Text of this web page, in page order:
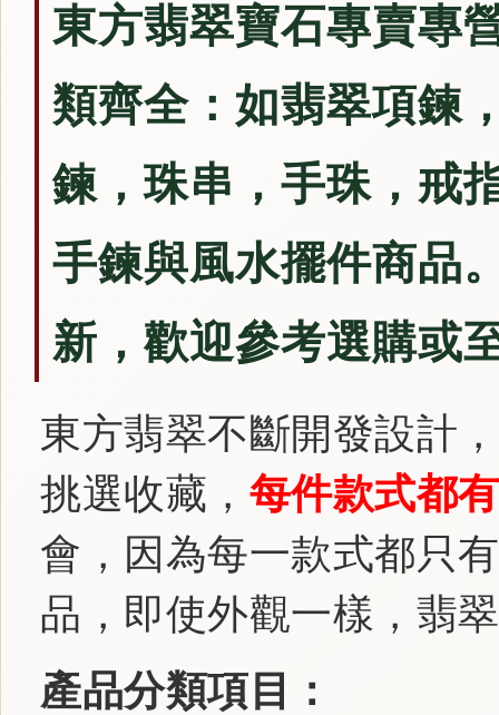
東方翡翠寶石專賣專
類齊全：如翡翠項鍊
鍊，珠串，手珠，戒
手鍊與風水擺件商品
新，歡迎參考選購或
東方翡翠不斷開發設計
挑選收藏， 每件款式都
會，因為每一款式都只
品，即使外觀一樣，翡
產品分類項目：